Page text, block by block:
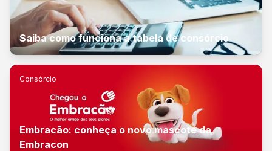
Saiba como funciona a tabela de consórcio
Consórcio
Embracão: conheça o novo mascote da
Embracon